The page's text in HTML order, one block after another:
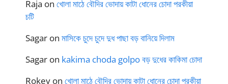
Raja on খোলা মাঠে বৌদির ভোদায় কাটা ধোনের চোদা পরকীয়া
চটি
Sagar on মাসিকে চুদে চুদে দুধ পাছা বড় বানিয়ে দিলাম
Sagar on kakima choda golpo বড় দুধের কাকিমা চোদা
Rokey on খোলা মাঠে বৌদির ভোদায় কাটা ধোনের চোদা পরকীয়া